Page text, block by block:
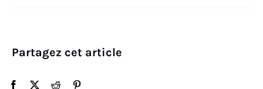
Partagez cet article